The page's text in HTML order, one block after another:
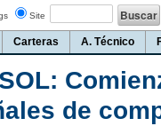
Site
Carteras A. Técnico
de